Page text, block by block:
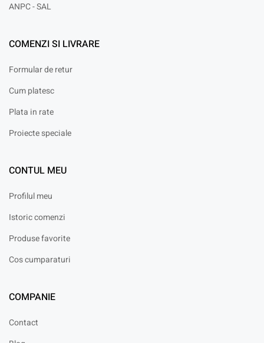
ANPC - SAL
COMENZI SI LIVRARE
Formular de retur
Cum platesc
Plata in rate
Proiecte speciale
CONTUL MEU
Profilul meu
Istoric comenzi
Produse favorite
Cos cumparaturi
COMPANIE
Contact